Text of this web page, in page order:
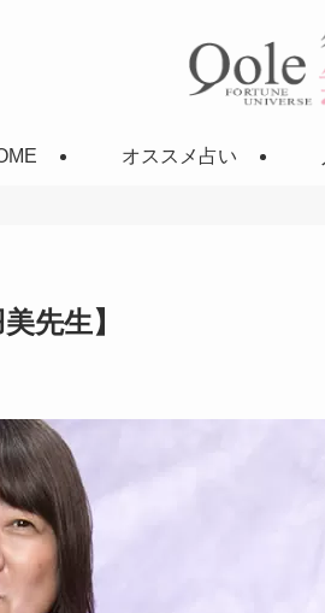
オススメ占い
先生】